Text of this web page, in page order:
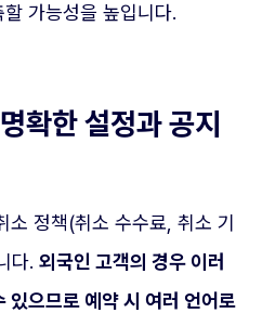
가능성을 높입니다.
확한 설정과 공지
정책(취소 수수료, 취소 기
다. 외국인 고객의 경우 이러
있으므로 예약 시 여러 언어로